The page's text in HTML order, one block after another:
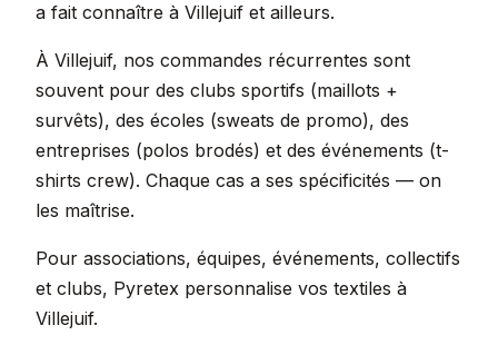
a fait connaître à Villejuif et ailleurs.
À Villejuif, nos commandes récurrentes sont
souvent pour des clubs sportifs (maillots +
survêts), des écoles (sweats de promo), des
entreprises (polos brodés) et des événements (t-
shirts crew). Chaque cas a ses spécificités — on
les maîtrise.
Pour associations, équipes, événements, collectifs
et clubs, Pyretex personnalise vos textiles à
Villejuif.